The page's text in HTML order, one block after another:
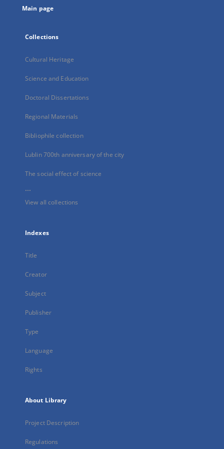
Main page
Collections
Cultural Heritage
Science and Education
Doctoral Dissertations
Regional Materials
Bibliophile collection
Lublin 700th anniversary of the city
The social effect of science
...
View all collections
Indexes
Title
Creator
Subject
Publisher
Type
Language
Rights
About Library
Project Description
Regulations